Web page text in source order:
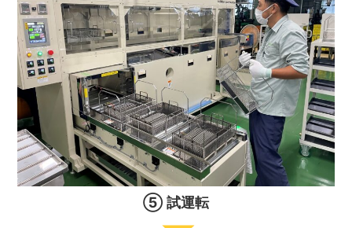
⑤ 試運転